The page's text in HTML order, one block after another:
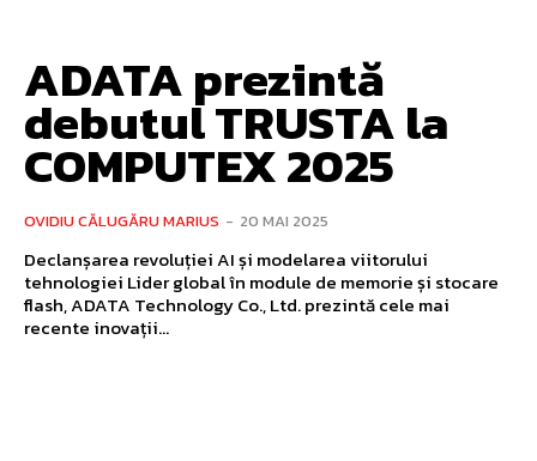
ADATA prezintă
debutul TRUSTA la
COMPUTEX 2025
OVIDIU CĂLUGĂRU MARIUS - 20 MAI 2025
Declanșarea revoluției AI și modelarea viitorului
tehnologiei Lider global în module de memorie și stocare
flash, ADATA Technology Co., Ltd. prezintă cele mai
recente inovații...